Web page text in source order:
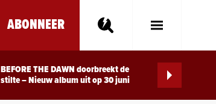
ABONNEER
Toggle
BEFORE THE DAWN doorbreekt de
stilte – Nieuw album uit op 30 juni